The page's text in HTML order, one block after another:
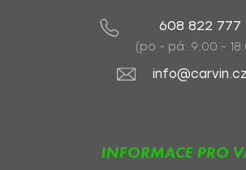
608 822 777
(po - pá: 9:00 -
info@carvin.cz
INFORMACE PRO